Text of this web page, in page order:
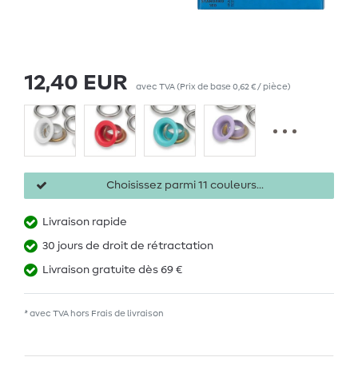
12,40 EUR avec TVA(Prix de base 0,62 € / pièce)
Choisissez parmi 11 couleurs...
Livraison rapide
30 jours de droit de rétractation
Livraison gratuite dès 69 €
* avec TVA hors Frais de livraison